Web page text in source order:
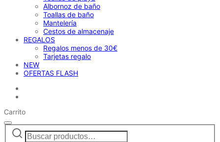
Albornoz de baño
Toallas de baño
Mantelería
Cestos de almacenaje
REGALOS
Regalos menos de 30€
Tarjetas regalo
NEW
OFERTAS FLASH
Carrito
Buscar
por: